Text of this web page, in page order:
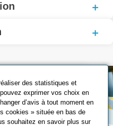
des statistiques et
exprimer vos choix en
d’avis à tout moment en
cookies » située en bas de
souhaitez en savoir plus sur